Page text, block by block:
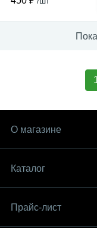
О магазине
Каталог
Прайс-лист